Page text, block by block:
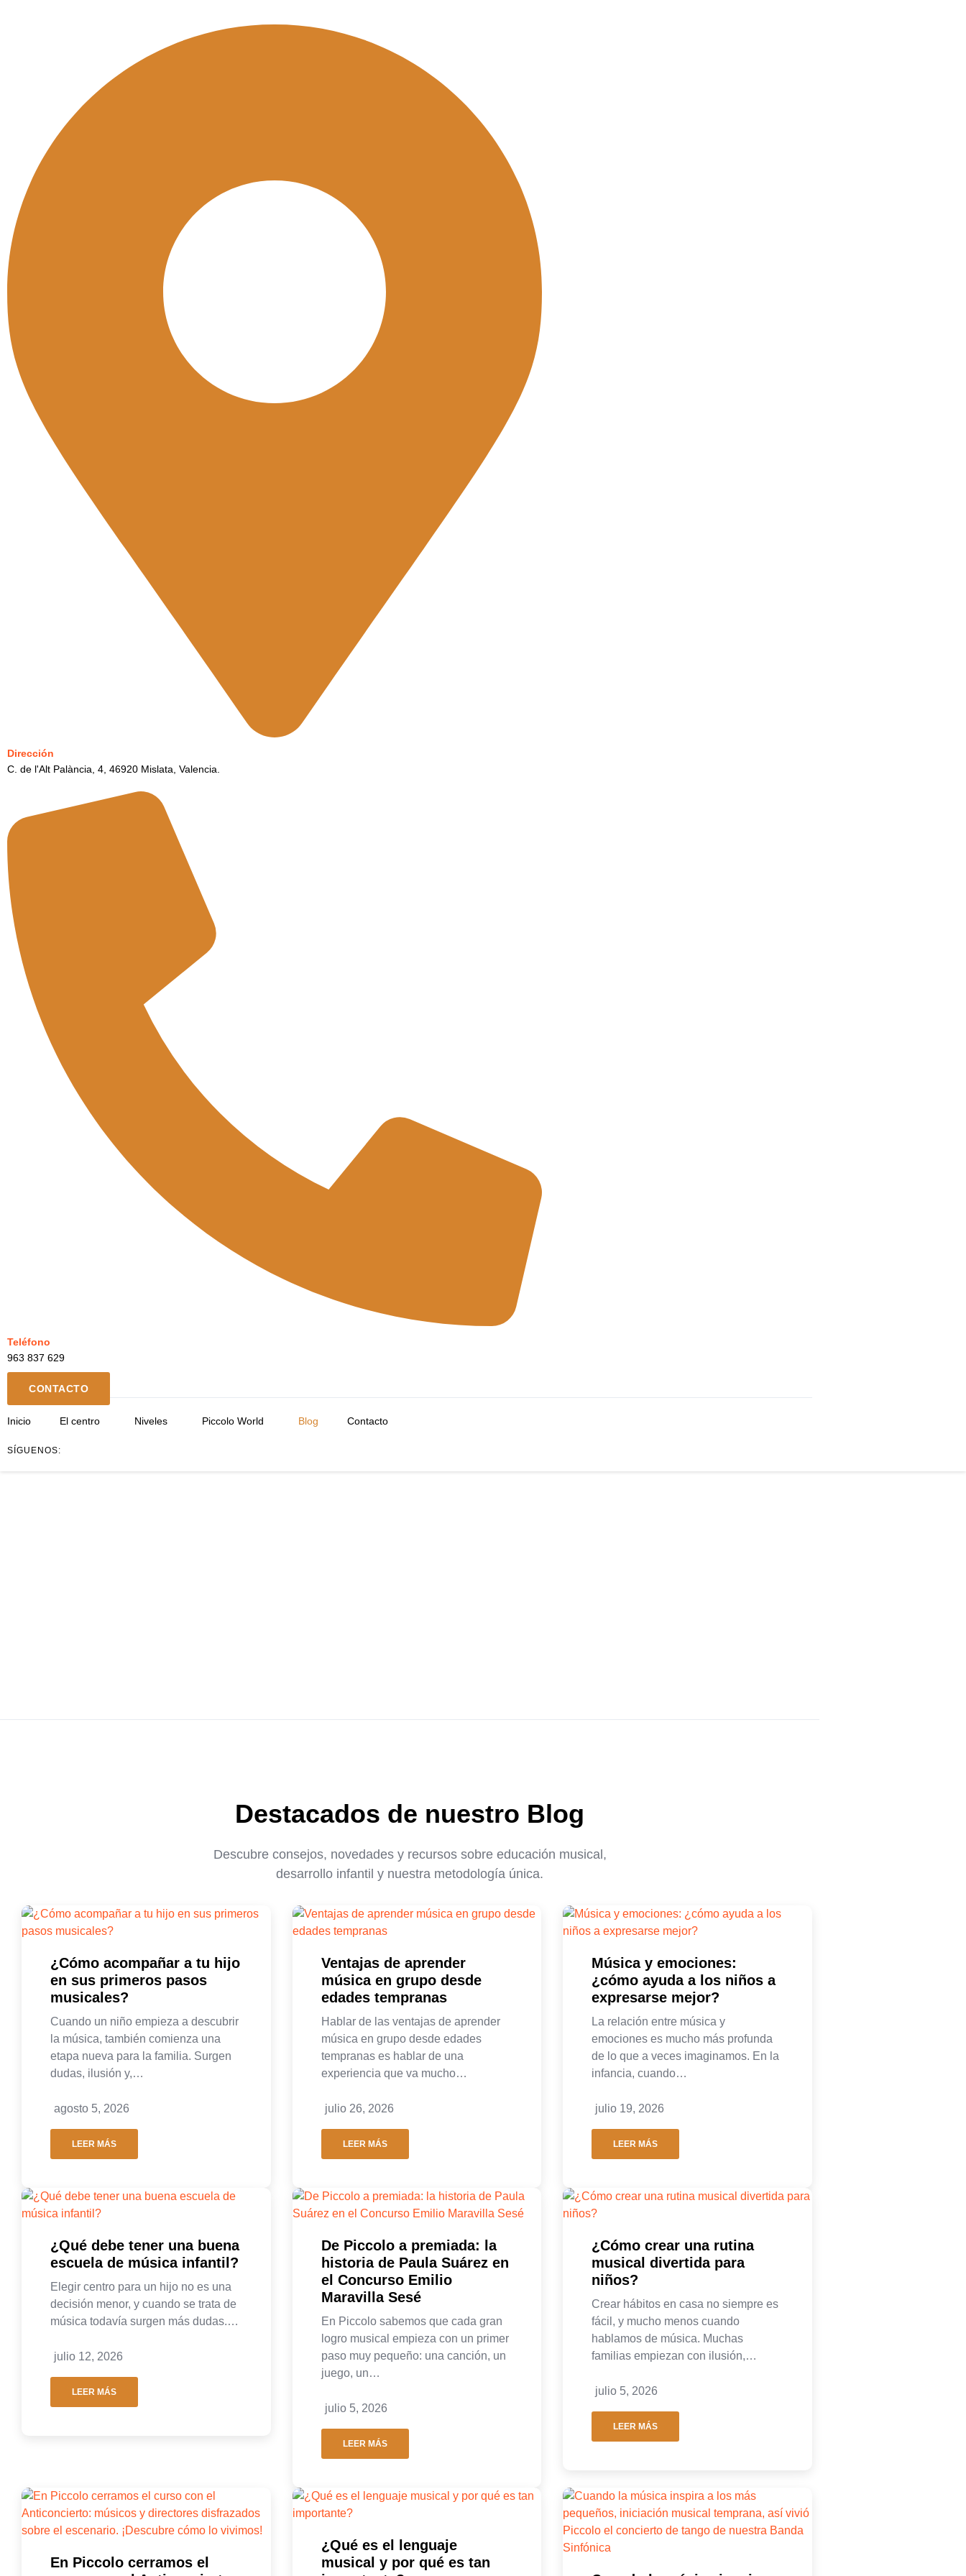
Dirección
C. de l'Alt Palància, 4, 46920 Mislata, Valencia.
Teléfono
963 837 629
CONTACTO
Inicio El centro Niveles Piccolo World Blog Contacto
SÍGUENOS:
Destacados de nuestro Blog
Descubre consejos, novedades y recursos sobre educación musical,
desarrollo infantil y nuestra metodología única.
¿Cómo acompañar a tu hijo
en sus primeros pasos
musicales?
Cuando un niño empieza a descubrir
la música, también comienza una
etapa nueva para la familia. Surgen
dudas, ilusión y,…
agosto 5, 2026
LEER MÁS
Ventajas de aprender
música en grupo desde
edades tempranas
Hablar de las ventajas de aprender
música en grupo desde edades
tempranas es hablar de una
experiencia que va mucho…
julio 26, 2026
LEER MÁS
Música y emociones:
¿cómo ayuda a los niños a
expresarse mejor?
La relación entre música y
emociones es mucho más profunda
de lo que a veces imaginamos. En la
infancia, cuando…
julio 19, 2026
LEER MÁS
¿Qué debe tener una buena
escuela de música infantil?
Elegir centro para un hijo no es una
decisión menor, y cuando se trata de
música todavía surgen más dudas.…
julio 12, 2026
LEER MÁS
De Piccolo a premiada: la
historia de Paula Suárez en
el Concurso Emilio
Maravilla Sesé
En Piccolo sabemos que cada gran
logro musical empieza con un primer
paso muy pequeño: una canción, un
juego, un…
julio 5, 2026
LEER MÁS
¿Cómo crear una rutina
musical divertida para
niños?
Crear hábitos en casa no siempre es
fácil, y mucho menos cuando
hablamos de música. Muchas
familias empiezan con ilusión,…
julio 5, 2026
LEER MÁS
En Piccolo cerramos el
¿Qué es el lenguaje
musical y por qué es tan